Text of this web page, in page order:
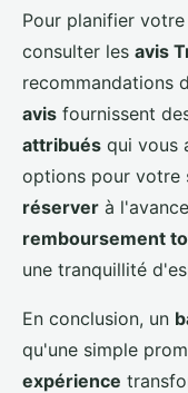
Pour planifier votre
consulter les avis
recommandations
avis fournissent
attribués qui vous
options pour votre
réserver à
remboursement
une tranquillité
En conclusion, un
qu'une simple
expérience